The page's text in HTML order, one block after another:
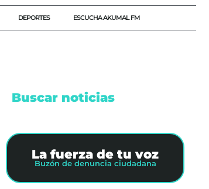
DEPORTES ESCUCHA AKUMAL FM
Buscar noticias
La fuerza de tu voz
Buzón de denuncia ciudadana